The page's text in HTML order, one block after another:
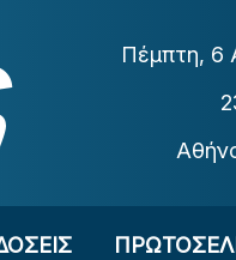
Πέμπτη, 6